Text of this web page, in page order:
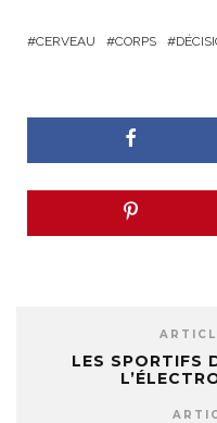
CERVEAU CORPS
LES SPORTIFS